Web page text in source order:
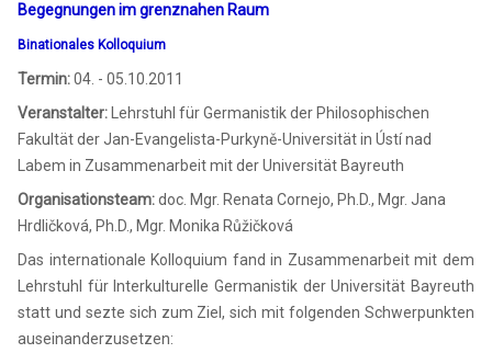
Begegnungen im grenznahen Raum
Binationales Kolloquium
Termin:04. - 05.10.2011
Veranstalter: Lehrstuhl für Germanistik der Philosophischen
Fakultät der Jan-Evangelista-Purkyně-Universität in Ústí nad
Labem in Zusammenarbeit mit der Universität Bayreuth
Organisationsteam:doc. Mgr. Renata Cornejo, Ph.D., Mgr. Jana
Hrdličková, Ph.D., Mgr. Monika Růžičková
Das internationale Kolloquium fand in Zusammenarbeit mit dem
Lehrstuhl für Interkulturelle Germanistik der Universität Bayreuth
statt und sezte sich zum Ziel, sich mit folgenden Schwerpunkten
auseinanderzusetzen: